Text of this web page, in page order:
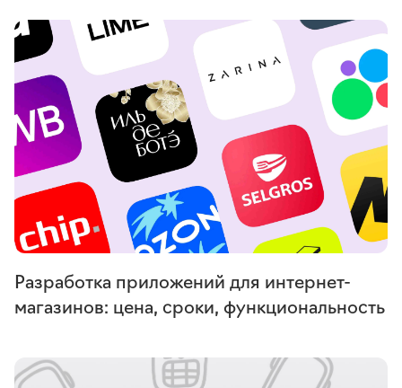
Разработка приложений для интернет-
магазинов: цена, сроки, функциональность